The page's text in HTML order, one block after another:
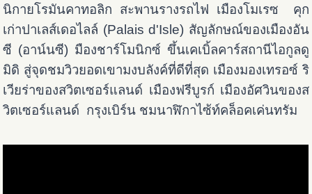
นิกายโรมันคาทอลิก สะพานรางรถไฟ เมืองโมเรซ คุก
เก่าปาเลส์เดอไลล์ (Palais d'Isle) สัญลักษณ์ของเมืองอัน
ซี (อาน์นซี) มืองชาร์โมนิกซ์ ขึ้นเคเบิ้ลคาร์สถานีไอกูลดู
มิดิ สู่จุดชมวิวยอดเขามงบลังค์ที่ดีที่สุด เมืองมองเทรอซ์ ริ
เวียร่าของสวิตเซอร์แลนด์ เมืองฟรีบูรก์ เมืองอัศวินของส
วิตเซอร์แลนด์ กรุงเบิร์น ชมนาฬิกาไซ้ท์คล็อคเค่นทรัม